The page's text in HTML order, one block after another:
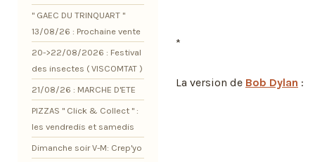
*
La version de Bob Dylan :
" GAEC DU TRINQUART "
13/08/26 : Prochaine vente
20->22/08/2026 : Festival
des insectes ( VISCOMTAT )
21/08/26 : MARCHE D'ETE
PIZZAS " Click & Collect " :
les vendredis et samedis
Dimanche soir V-M: Crep'yo